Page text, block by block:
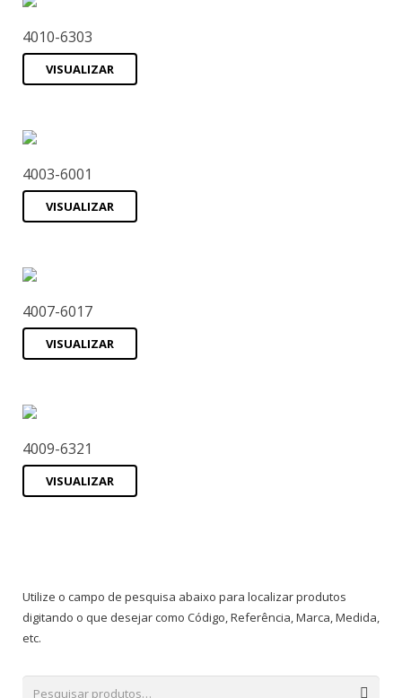
4010-6303
VISUALIZAR
4003-6001
VISUALIZAR
4007-6017
VISUALIZAR
4009-6321
VISUALIZAR
Utilize o campo de pesquisa abaixo para localizar produtos
digitando o que desejar como Código, Referência, Marca, Medida,
etc.